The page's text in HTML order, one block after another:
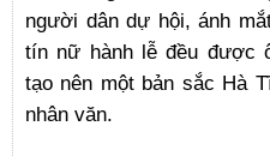
người dân dự hội, ánh
tín nữ hành lễ đều được
tạo nên một bản sắc Hà
nhân văn.